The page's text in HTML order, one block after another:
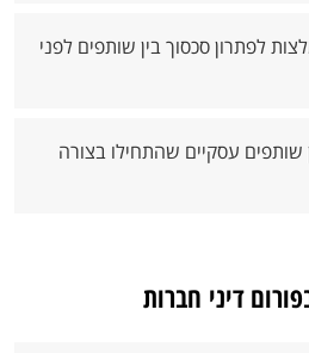
לפתרון סכסוך בין שותפים לפני
שותפים עסקיים שהתחילו בצורה
דיני חברות